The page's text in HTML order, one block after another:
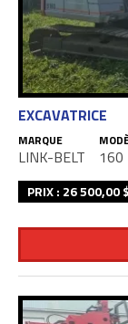
EXCAVATRICE
MARQUE
LINK-BELT 160
PRIX : 26 500,00 $